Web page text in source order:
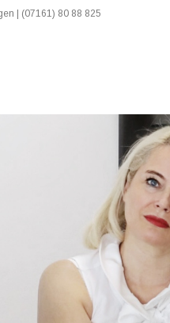
| (07161) 80 88 825